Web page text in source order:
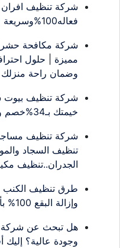
شركة تنظيف افران
فعاله100%وسريعة لتنظيف الأفران المتسخة
شركة مكافحة
مميزة | حلول
وضمان راحة منزلك
شركة تنظيف بيوت
خيمتك بـ34%خصم وبجودة100%اتصل بنا الان
تنظيف السجاد
الجدران..تنظيف
طرق تنظيف الكنب
وإزالة البقع 100% بأحدث التقنيات
هل تبحث عن شركة
وجودة عالية؟